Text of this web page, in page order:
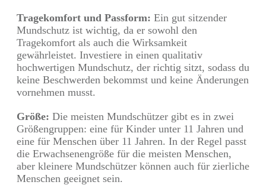
Tragekomfort und Passform: Ein gut sitzender
Mundschutz ist wichtig, da er sowohl den
Tragekomfort als auch die Wirksamkeit
gewährleistet. Investiere in einen qualitativ
hochwertigen Mundschutz, der richtig sitzt, sodass du
keine Beschwerden bekommst und keine Änderungen
vornehmen musst.
Größe: Die meisten Mundschützer gibt es in zwei
Größengruppen: eine für Kinder unter 11 Jahren und
eine für Menschen über 11 Jahren. In der Regel passt
die Erwachsenengröße für die meisten Menschen,
aber kleinere Mundschützer können auch für zierliche
Menschen geeignet sein.